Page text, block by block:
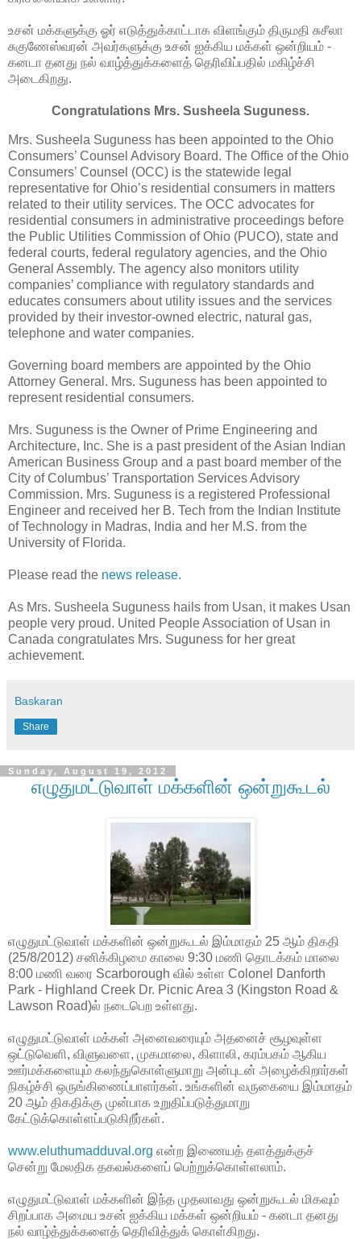
உசன் மக்களுக்கு ஓர் எடுத்துக்காட்டாக விளங்கும் திருமதி சுசீலா
சுகுணேஸ்வரன் அவர்களுக்கு உசன் ஐக்கிய மக்கள் ஒன்றியம் -
கனடா தனது நல் வாழ்த்துக்களைத் தெரிவிப்பதில் மகிழ்ச்சி
அடைகிறது.
Congratulations Mrs. Susheela Suguness.
Mrs. Susheela Suguness has been appointed to the Ohio
Consumers’ Counsel Advisory Board. The Office of the Ohio
Consumers’ Counsel (OCC) is the statewide legal
representative for Ohio’s residential consumers in matters
related to their utility services. The OCC advocates for
residential consumers in administrative proceedings before
the Public Utilities Commission of Ohio (PUCO), state and
federal courts, federal regulatory agencies, and the Ohio
General Assembly. The agency also monitors utility
companies’ compliance with regulatory standards and
educates consumers about utility issues and the services
provided by their investor-owned electric, natural gas,
telephone and water companies.
Governing board members are appointed by the Ohio
Attorney General. Mrs. Suguness has been appointed to
represent residential consumers.
Mrs. Suguness is the Owner of Prime Engineering and
Architecture, Inc. She is a past president of the Asian Indian
American Business Group and a past board member of the
City of Columbus’ Transportation Services Advisory
Commission. Mrs. Suguness is a registered Professional
Engineer and received her B. Tech from the Indian Institute
of Technology in Madras, India and her M.S. from the
University of Florida.
Please read the news release.
As Mrs. Susheela Suguness hails from Usan, it makes Usan
people very proud. United People Association of Usan in
Canada congratulates Mrs. Suguness for her great
achievement.
Baskaran
Share
Sunday, August 19, 2012
எழுதுமட்டுவாள் மக்களின் ஒன்றுகூடல்
எழுதுமட்டுவாள் மக்களின் ஒன்றுகூடல் இம்மாதம் 25 ஆம் திகதி
(25/8/2012) சனிக்கிழமை காலை 9:30 மணி தொடக்கம் மாலை
8:00 மணி வரை Scarborough வில் உள்ள Colonel Danforth
Park - Highland Creek Dr. Picnic Area 3 (Kingston Road &
Lawson Road)ல் நடைபெற உள்ளது.
எழுதுமட்டுவாள் மக்கள் அனைவரையும் அதனைச் சூழவுள்ள
ஒட்டுவெளி, விளுவளை, முகமாலை, கிளாலி, கரம்பகம் ஆகிய
ஊர்மக்களையும் கலந்துகொள்ளுமாறு அன்புடன் அழைக்கிறார்கள்
நிகழ்ச்சி ஒருங்கிணைப்பாளர்கள். உங்களின் வருகையை இம்மாதம்
20 ஆம் திகதிக்கு முன்பாக உறுதிப்படுத்துமாறு
கேட்டுக்கொள்ளப்படுகிறீர்கள்.
www.eluthumadduval.org என்ற இணையத் தளத்துக்குச்
சென்று மேலதிக தகவல்களைப் பெற்றுக்கொள்ளலாம்.
எழுதுமட்டுவாள் மக்களின் இந்த முதலாவது ஒன்றுகூடல் மிகவும்
சிறப்பாக அமைய உசன் ஐக்கிய மக்கள் ஒன்றியம் - கனடா தனது
நல் வாழ்த்துக்களைத் தெரிவித்துக் கொள்கிறது.